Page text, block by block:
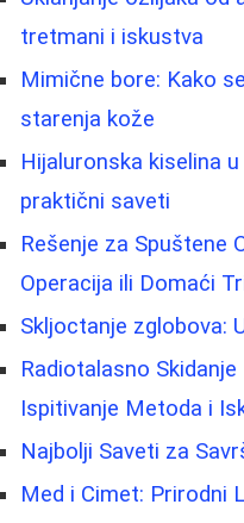
tretmani i iskustva
Mimične bore: Kako
starenja kože
Hijaluronska kiselina
praktični saveti
Rešenje za Spuštene
Operacija ili Domaći
Skljoctanje zglobova:
Radiotalasno
Ispitivanje Metoda i
Najbolji Saveti za
Med i Cimet: Prirodni